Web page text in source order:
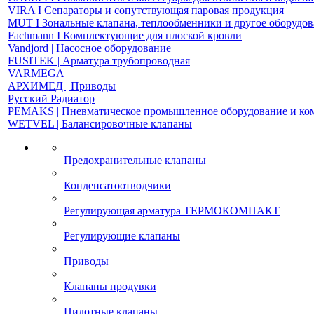
VIRA І Сепараторы и сопутствующая паровая продукция
MUT І Зональные клапана, теплообменники и другое
Fachmann І Комплектующие для плоской кровли
Vandjord | Насосное оборудование
FUSITEK | Арматура трубопроводная
VARMEGA
АРХИМЕД | Приводы
Русский Радиатор
PEMAKS | Пневматическое промышленное оборудование и
WETVEL | Балансировочные клапаны
Предохранительные клапаны
Конденсатоотводчики
Регулирующая арматура ТЕРМОКОМПАКТ
Регулирующие клапаны
Приводы
Клапаны продувки
Пилотные клапаны